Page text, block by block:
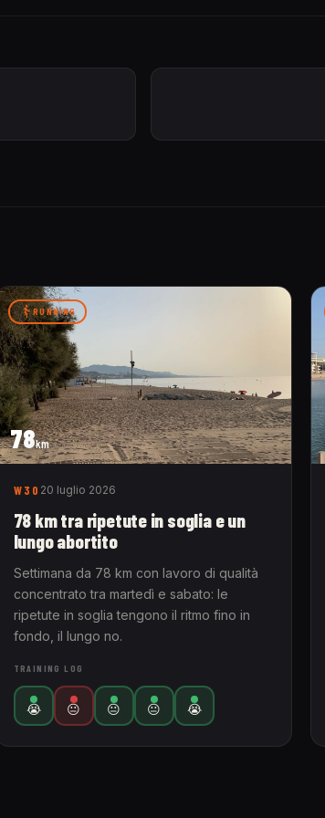
78km
RUNNING
W30 20 luglio 2026
78 km tra ripetute in soglia e un
lungo abortito
Settimana da 78 km con lavoro di qualità
concentrato tra martedì e sabato: le
ripetute in soglia tengono il ritmo fino in
fondo, il lungo no.
TRAINING LOG
😭 😐 😐 😐 😭